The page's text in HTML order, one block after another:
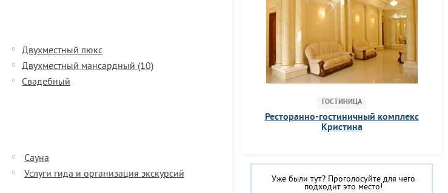
Двухместный люкс
Двухместный мансардный (10)
Свадебный
Сауна
Услуги гида и организация экскурсий
ГОСТИНИЦА
Ресторанно-гостиничный комплекс
Кристина
Уже были тут? Проголосуйте для чего
подходит это место!